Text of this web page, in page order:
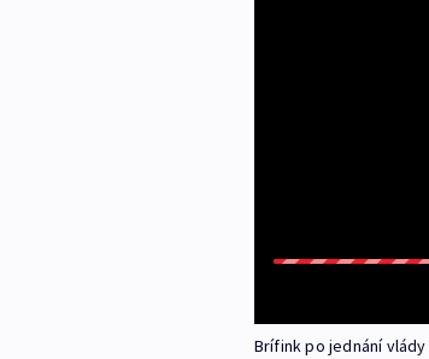
Brífink po jednání vlády